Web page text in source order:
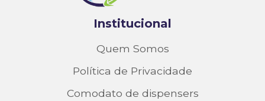
Institucional
Quem Somos
Política de Privacidade
Comodato de dispensers